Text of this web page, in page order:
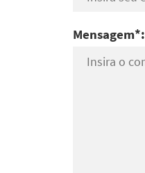
Mensagem*: